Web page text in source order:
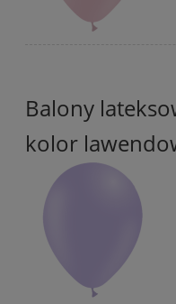
Balony
kolor